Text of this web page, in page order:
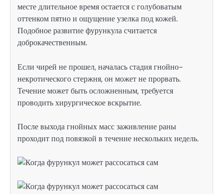
месте длительное время остается с голубоватым
оттенком пятно и ощущение узелка под кожей.
Подобное развитие фурункула считается
доброкачественным.
Если чирей не прошел, началась стадия гнойно-
некротического стержня, он может не прорвать.
Течение может быть осложненным, требуется
проводить хирургическое вскрытие.
После выхода гнойных масс заживление раны
проходит под повязкой в течение нескольких недель.